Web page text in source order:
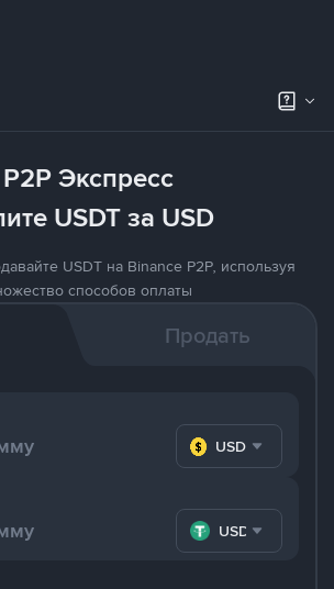
P2P Экспресс
USDT за USD
USDT на Binance P2P, используя
способов оплаты
Продать
USD
USDT